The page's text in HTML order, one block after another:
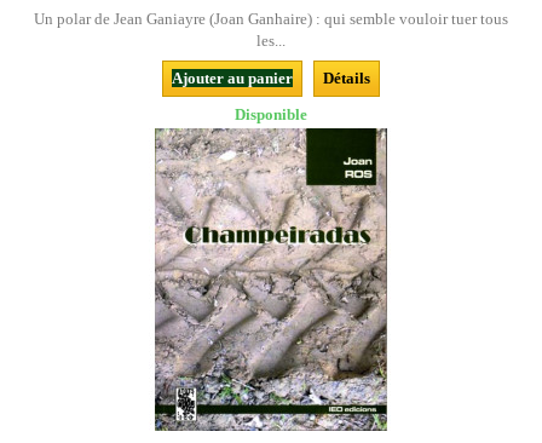
Un polar de Jean Ganiayre (Joan Ganhaire) : qui semble vouloir tuer tous
les...
Ajouter au panier
Détails
Disponible